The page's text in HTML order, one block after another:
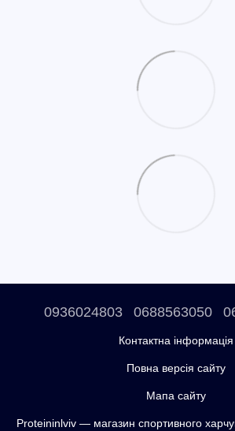
0936024803 0688563050
Контактна інформація
Повна версія сайту
Мапа сайту
Proteininlviv — магазин спортивного